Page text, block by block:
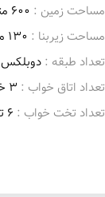
مساحت زمین : 600 متر
مساحت زیربنا : 130 متر
تعداد طبقه : دوبلکس
تعداد اتاق خواب : 3 خواب
تعداد تخت خواب : 6 تخت